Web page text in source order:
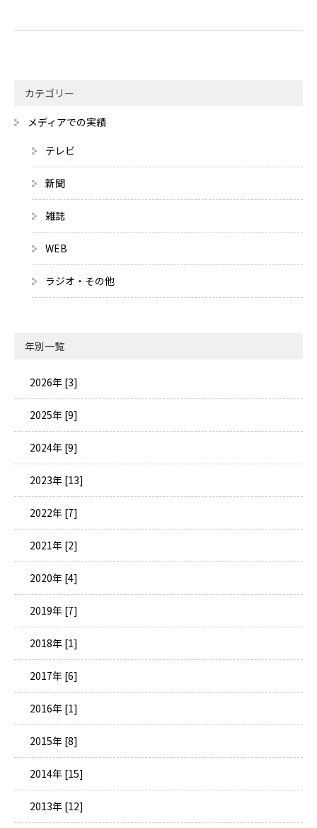
カテゴリー
メディアでの実績
テレビ
新聞
雑誌
WEB
ラジオ・その他
年別一覧
2026年 [3]
2025年 [9]
2024年 [9]
2023年 [13]
2022年 [7]
2021年 [2]
2020年 [4]
2019年 [7]
2018年 [1]
2017年 [6]
2016年 [1]
2015年 [8]
2014年 [15]
2013年 [12]